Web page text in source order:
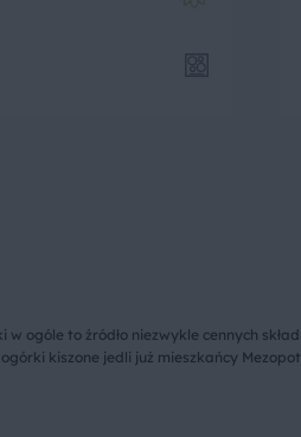
ogóle to źródło niezwykle cennych
kiszone jedli już mieszkańcy